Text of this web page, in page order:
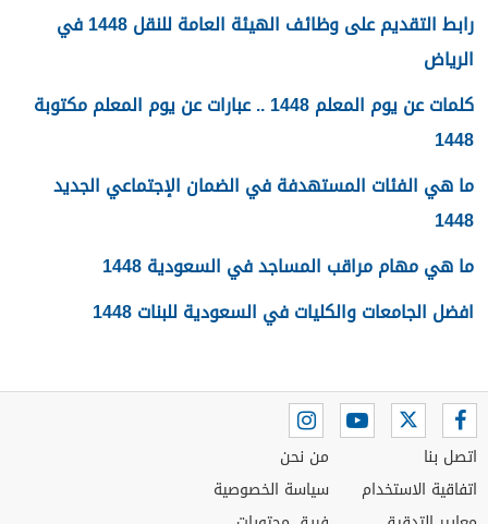
رابط التقديم على وظائف الهيئة العامة للنقل 1448 في
الرياض
كلمات عن يوم المعلم 1448 .. عبارات عن يوم المعلم مكتوبة
1448
ما هي الفئات المستهدفة في الضمان الإجتماعي الجديد
1448
ما هي مهام مراقب المساجد في السعودية 1448
افضل الجامعات والكليات في السعودية للبنات 1448
اتصل بنا
اتفاقية الاستخدام
من نحن
سياسة الخصوصية